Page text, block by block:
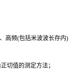
高频(包括米波波长存内)
切值的测定方法；